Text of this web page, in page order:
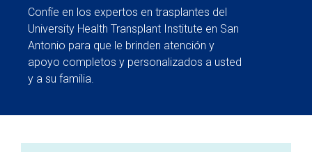
Confíe en los expertos en trasplantes del
University Health Transplant Institute en San
Antonio para que le brinden atención y
apoyo completos y personalizados a usted
y a su familia.